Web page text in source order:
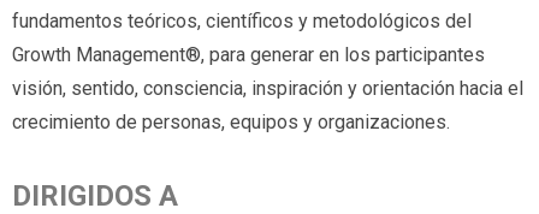
fundamentos teóricos, científicos y metodológicos del
Growth Management®, para generar en los participantes
visión, sentido, consciencia, inspiración y orientación hacia el
crecimiento de personas, equipos y organizaciones.
DIRIGIDOS A